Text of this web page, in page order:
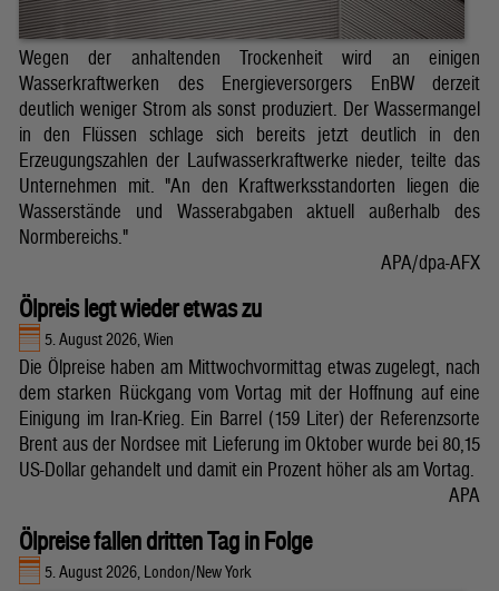
Wegen der anhaltenden Trockenheit wird an einigen
Wasserkraftwerken des Energieversorgers EnBW derzeit
deutlich weniger Strom als sonst produziert. Der Wassermangel
in den Flüssen schlage sich bereits jetzt deutlich in den
Erzeugungszahlen der Laufwasserkraftwerke nieder, teilte das
Unternehmen mit. "An den Kraftwerksstandorten liegen die
Wasserstände und Wasserabgaben aktuell außerhalb des
Normbereichs."
APA/dpa-AFX
Ölpreis legt wieder etwas zu
5. August 2026, Wien
Die Ölpreise haben am Mittwochvormittag etwas zugelegt, nach
dem starken Rückgang vom Vortag mit der Hoffnung auf eine
Einigung im Iran-Krieg. Ein Barrel (159 Liter) der Referenzsorte
Brent aus der Nordsee mit Lieferung im Oktober wurde bei 80,15
US-Dollar gehandelt und damit ein Prozent höher als am Vortag.
APA
Ölpreise fallen dritten Tag in Folge
5. August 2026, London/New York